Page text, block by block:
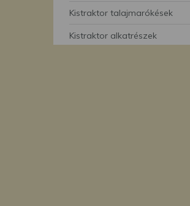
Kistraktor talajmarókések
Kistraktor alkatrészek